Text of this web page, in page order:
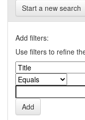
Start a new search
Add filters:
Use filters to refine